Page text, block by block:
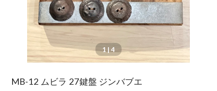
1 | 4
MB-12 ムビラ 27鍵盤 ジンバブエ